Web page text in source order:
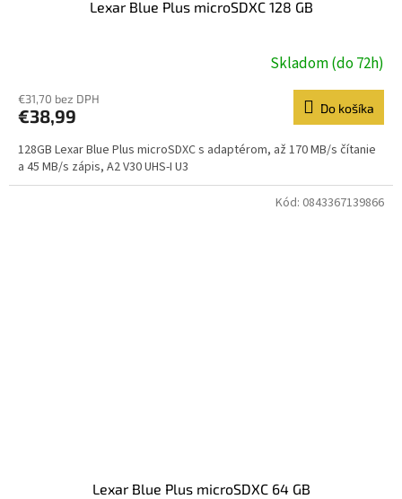
Lexar Blue Plus microSDXC 128 GB
Skladom (do 72h)
€31,70 bez DPH
€38,99 Do košíka
128GB Lexar Blue Plus microSDXC s adaptérom, až 170 MB/s čítanie
a 45 MB/s zápis, A2 V30 UHS-I U3
Lexar Blue Plus microSDXC 64 GB
Kód: 0843367139866